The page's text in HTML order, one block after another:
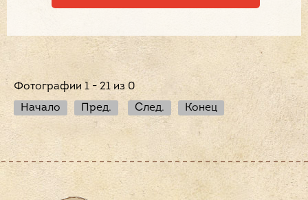
Фотографии 1 - 21 из 0
Начало
Пред. След. Конец